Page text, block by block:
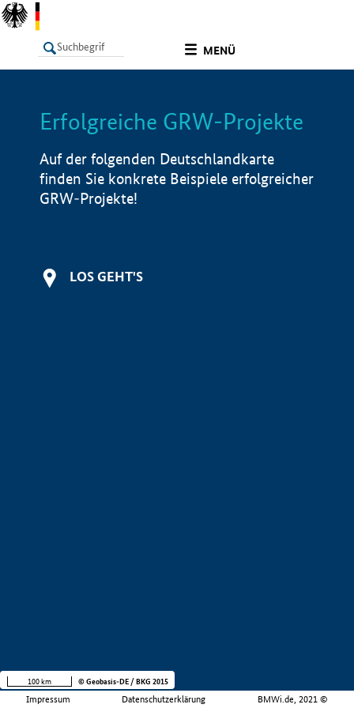
MENÜ
LISTE Info
Erfolgreiche GRW-Projekte
Auf der folgenden Deutschlandkarte
finden Sie konkrete Beispiele erfolgreicher
GRW-Projekte!
LOS GEHT'S
Impressum Datenschutzerklärung BMWi.de, 2021 ©
100 km © Geobasis-DE / BKG 2015